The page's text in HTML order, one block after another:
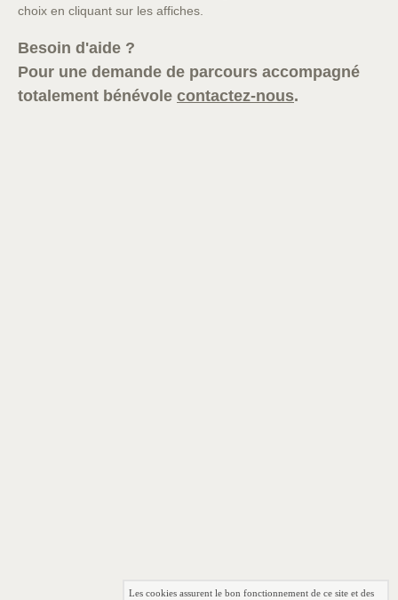
choix en cliquant sur les affiches.
Besoin d'aide ?
Pour une demande de parcours accompagné
totalement bénévole contactez-nous.
Les cookies assurent le bon fonctionnement de ce site et des